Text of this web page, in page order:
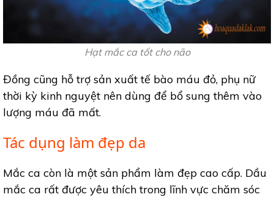
Hạt mắc ca tốt cho não
Đồng cũng hỗ trợ sản xuất tế bào máu đỏ, phụ nữ
thời kỳ kinh nguyệt nên dùng để bổ sung thêm vào
lượng máu đã mất.
Tác dụng làm đẹp da
Mắc ca còn là một sản phẩm làm đẹp cao cấp. Dầu
mắc ca rất được yêu thích trong lĩnh vực chăm sóc